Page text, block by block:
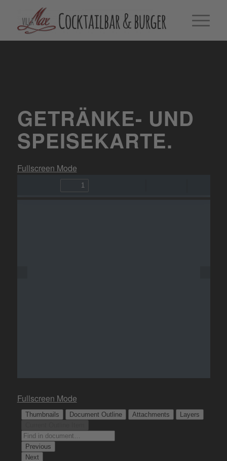
GETRÄNKE- UND
SPEISEKARTE.
Fullscreen Mode
Fullscreen Mode